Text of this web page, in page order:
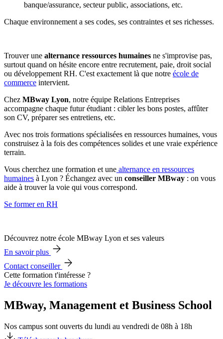
banque/assurance, secteur public, associations, etc.
Chaque environnement a ses codes, ses contraintes et ses richesses.
Trouver une alternance ressources humaines ne s'improvise pas,
surtout quand on hésite encore entre recrutement, paie, droit social
ou développement RH. C'est exactement là que notre école de
commerce intervient.
Chez MBway Lyon, notre équipe Relations Entreprises
accompagne chaque futur étudiant : cibler les bons postes, affûter
son CV, préparer ses entretiens, etc.
Avec nos trois formations spécialisées en ressources humaines, vous
construisez à la fois des compétences solides et une vraie expérience
terrain.
Vous cherchez une formation et une alternance en ressources
humaines à Lyon ? Échangez avec un conseiller MBway : on vous
aide à trouver la voie qui vous correspond.
Se former en RH
Découvrez notre école MBway Lyon et ses valeurs
En savoir plus
Contact conseiller
Cette formation t'intéresse ?
Je découvre les formations
MBway, Management et Business School
Nos campus sont ouverts du lundi au vendredi de 08h à 18h